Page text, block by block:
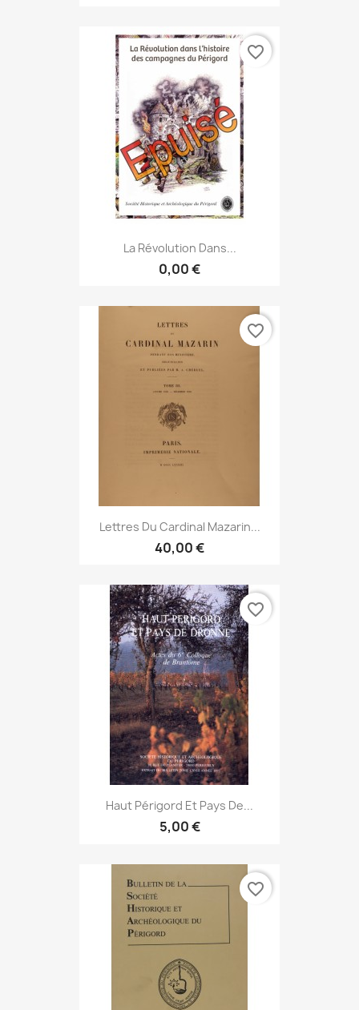
La Révolution Dans...
0,00 €
favorite_border
Lettres Du Cardinal Mazarin...
40,00 €
favorite_border
Haut Périgord Et Pays De...
5,00 €
favorite_border
favorite_border